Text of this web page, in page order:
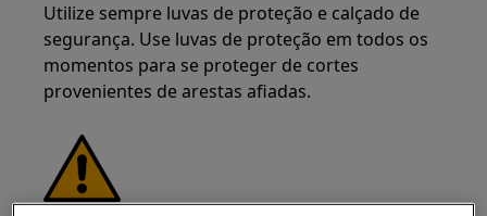
Utilize sempre luvas de proteção e calçado de
segurança. Use luvas de proteção em todos os
momentos para se proteger de cortes
provenientes de arestas afiadas.